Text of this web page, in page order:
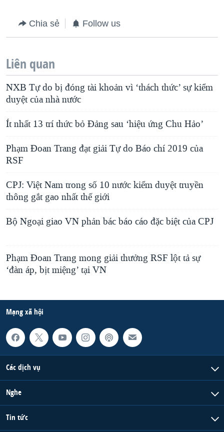
Chia sẻ Follow us
Liên quan
NXB Tự do bị đóng tài khoản vì ‘thách thức’ sự kiểm
duyệt của nhà nước
Ít nhất 13 trí thức bỏ Đảng sau ‘hiệu ứng Chu Hảo’
Phạm Đoan Trang đạt giải Tự do Báo chí 2019 của
RSF
CPJ: Việt Nam trong số 10 nước kiểm duyệt truyền
thông gắt gao nhất thế giới
Bộ Ngoại giao VN phản bác báo cáo đặc biệt của CPJ
Phạm Đoan Trang mong giải thưởng RSF lột tả sự
‘đàn áp, bịt miệng’ tại VN
Mạng xã hội
Các dịch vụ
Nghe
Tin tức